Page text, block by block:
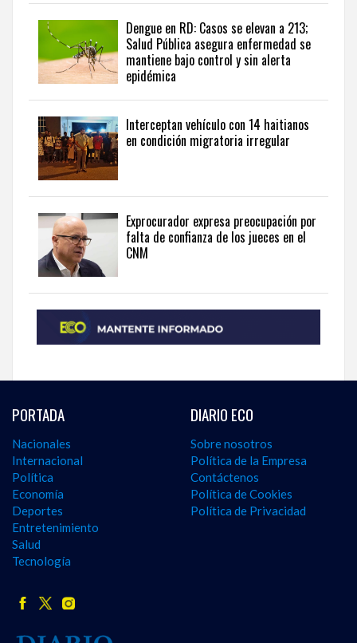
latest
news
the
Dominican
English.
Dengue en RD: Casos se elevan a 213;
Salud Pública asegura enfermedad se
mantiene bajo control y sin alerta
epidémica
Interceptan vehículo con 14 haitianos
en condición migratoria irregular
Exprocurador expresa preocupación por
falta de confianza de los jueces en el
CNM
PORTADA
Nacionales
Internacional
Política
Economía
Deportes
Entretenimiento
Salud
Tecnología
DIARIO ECO
Sobre nosotros
Política de la Empresa
Contáctenos
Política de Cookies
Política de Privacidad